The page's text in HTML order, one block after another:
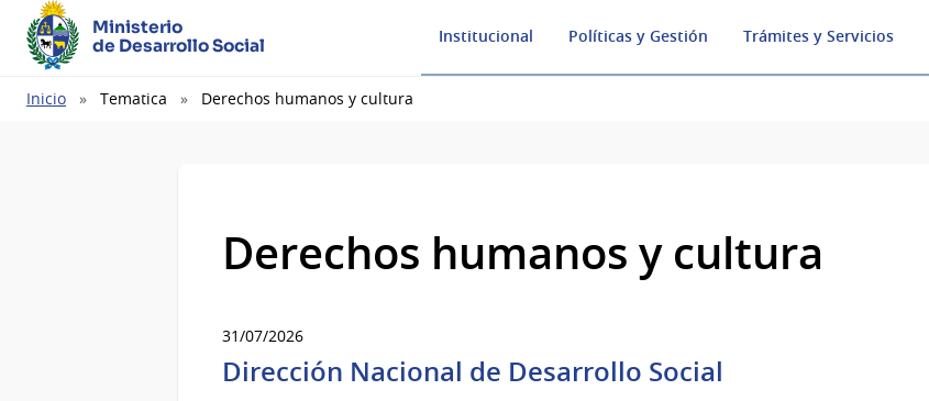
Ministerio
de Desarrollo Social
Institucional Políticas y Gestión Trámites y Servicios
Ruta
Inicio Tematica Derechos humanos y cultura
Derechos humanos y cultura
31/07/2026
Dirección Nacional de Desarrollo Social